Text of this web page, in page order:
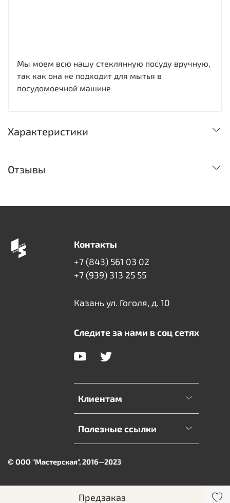
Предзаказ
Мы моем всю нашу стеклянную посуду вручную,
так как она не подходит для мытья в
посудомоечной машине
Характеристики
Отзывы
Клиентам
Полезные ссылки
Контакты
+7 (843) 561 03 02
+7 (939) 313 25 55
Казань ул. Гоголя, д. 10
Следите за нами в соц сетях
© ООО "Мастерская", 2016—2023